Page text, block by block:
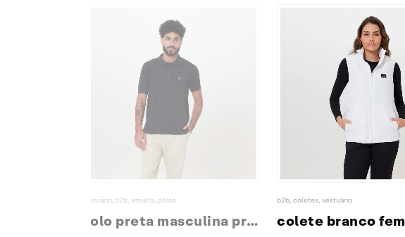
b2b,coletes,vestuário
colete branco feminino
b2b,camisetas,vestuário
camiseta basic